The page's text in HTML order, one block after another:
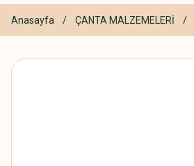
Anasayfa ÇANTA MALZEMELERİ